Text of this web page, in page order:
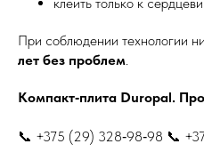
При соблюдении технологии
лет без проблем.
Компакт‑плита Duropal.
📞 +375 (29) 328‑98‑98 📞